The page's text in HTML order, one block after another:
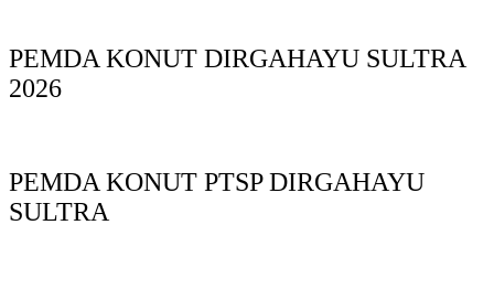
PEMDA KONUT DIRGAHAYU SULTRA
2026
PEMDA KONUT PTSP DIRGAHAYU
SULTRA